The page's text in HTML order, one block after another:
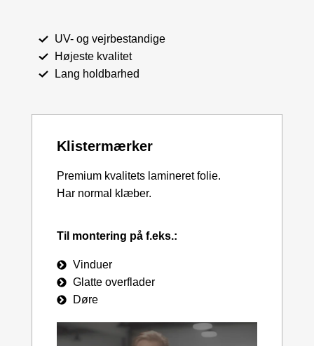
UV- og vejrbestandige
Højeste kvalitet
Lang holdbarhed
Klistermærker
Premium kvalitets lamineret folie.
Har normal klæber.
Til montering på f.eks.:
Vinduer
Glatte overflader
Døre